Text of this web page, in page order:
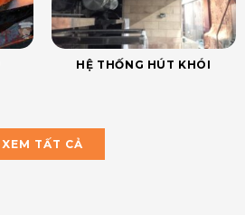
HỆ THỐNG HÚT KHÓI
XEM TẤT CẢ